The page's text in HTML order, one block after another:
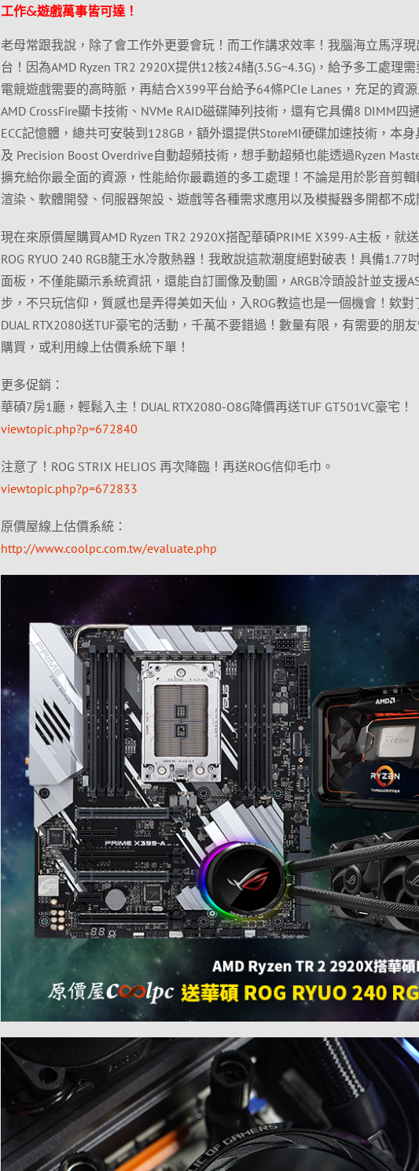
工作&遊戲萬事皆可達！
老母常跟我說，除了會工作外更要會玩！而工作講求效率！我腦海立馬浮現
台！因為AMD Ryzen TR2 2920X提供12核24緒(3.5G~4.3G)，給予多工處理
電競遊戲需要的高時脈，再結合X399平台給予64條PCIe Lanes，充足的資
AMD CrossFire顯卡技術、NVMe RAID磁碟陣列技術，還有它具備8 DIMM四
ECC記憶體，總共可安裝到128GB，額外還提供StoreMI硬碟加速技術，本身
及 Precision Boost Overdrive自動超頻技術，想手動超頻也能透過Ryzen
擴充給你最全面的資源，性能給你最霸道的多工處理！不論是用於影音剪
渲染、軟體開發、伺服器架設、遊戲等各種需求應用以及模擬器多開都不成
現在來原價屋購買AMD Ryzen TR2 2920X搭配華碩PRIME X399-A主板，就
ROG RYUO 240 RGB龍王水冷散熱器！我敢說這款潮度絕對破表！具備1.77
面板，不僅能顯示系統資訊，還能自訂圖像及動圖，ARGB冷頭設計並支援
步，不只玩信仰，質感也是弄得美如天仙，入ROG教這也是一個機會！欸
DUAL RTX2080送TUF豪宅的活動，千萬不要錯過！數量有限，有需要的朋
購買，或利用線上估價系統下單！
更多促銷：
華碩7房1廳，輕鬆入主！DUAL RTX2080-O8G降價再送TUF GT501VC豪宅！
viewtopic.php?p=672840
注意了！ROG STRIX HELIOS 再次降臨！再送ROG信仰毛巾。
viewtopic.php?p=672833
原價屋線上估價系統：
http://www.coolpc.com.tw/evaluate.php